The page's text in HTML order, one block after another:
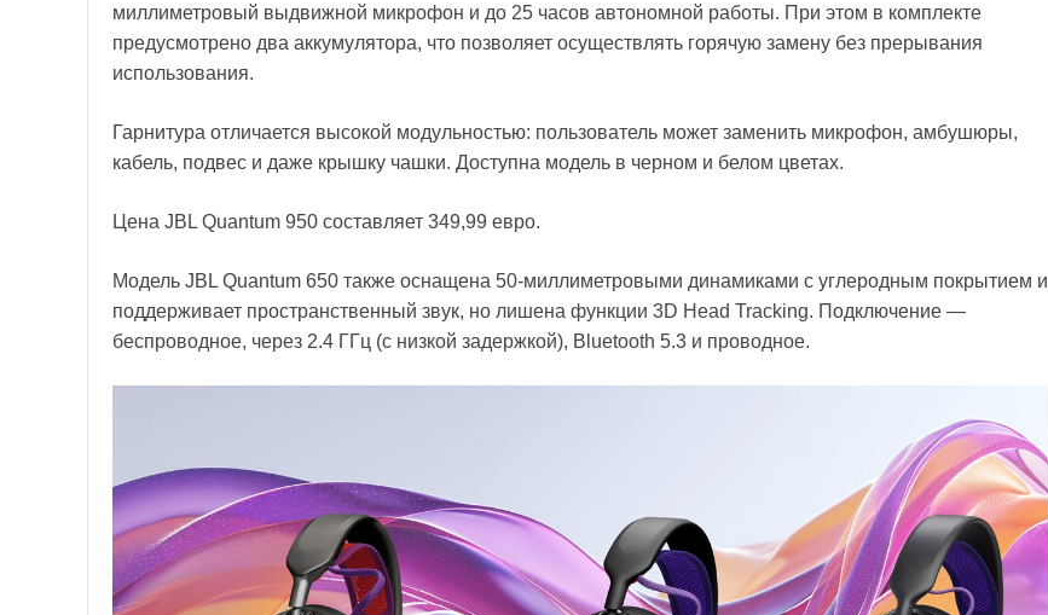
миллиметровый выдвижной микрофон и до 25 часов автономной работы. При этом в комплекте
предусмотрено два аккумулятора, что позволяет осуществлять горячую замену без прерывания
использования.
Гарнитура отличается высокой модульностью: пользователь может заменить микрофон, амбушюры,
кабель, подвес и даже крышку чашки. Доступна модель в черном и белом цветах.
Цена JBL Quantum 950 составляет 349,99 евро.
Модель JBL Quantum 650 также оснащена 50-миллиметровыми динамиками с углеродным покрытием и
поддерживает пространственный звук, но лишена функции 3D Head Tracking. Подключение —
беспроводное, через 2.4 ГГц (с низкой задержкой), Bluetooth 5.3 и проводное.